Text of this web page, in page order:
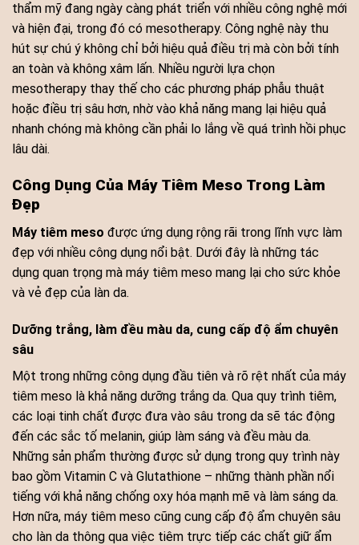
thẩm mỹ đang ngày càng phát triển với nhiều công nghệ mới
và hiện đại, trong đó có mesotherapy. Công nghệ này thu
hút sự chú ý không chỉ bởi hiệu quả điều trị mà còn bởi tính
an toàn và không xâm lấn. Nhiều người lựa chọn
mesotherapy thay thế cho các phương pháp phẫu thuật
hoặc điều trị sâu hơn, nhờ vào khả năng mang lại hiệu quả
nhanh chóng mà không cần phải lo lắng về quá trình hồi phục
lâu dài.
Công Dụng Của Máy Tiêm Meso Trong Làm
Đẹp
Máy tiêm meso được ứng dụng rộng rãi trong lĩnh vực làm
đẹp với nhiều công dụng nổi bật. Dưới đây là những tác
dụng quan trọng mà máy tiêm meso mang lại cho sức khỏe
và vẻ đẹp của làn da.
Dưỡng trắng, làm đều màu da, cung cấp độ ẩm chuyên
sâu
Một trong những công dụng đầu tiên và rõ rệt nhất của máy
tiêm meso là khả năng dưỡng trắng da. Qua quy trình tiêm,
các loại tinh chất được đưa vào sâu trong da sẽ tác động
đến các sắc tố melanin, giúp làm sáng và đều màu da.
Những sản phẩm thường được sử dụng trong quy trình này
bao gồm Vitamin C và Glutathione – những thành phần nổi
tiếng với khả năng chống oxy hóa mạnh mẽ và làm sáng da.
Hơn nữa, máy tiêm meso cũng cung cấp độ ẩm chuyên sâu
cho làn da thông qua việc tiêm trực tiếp các chất giữ ẩm